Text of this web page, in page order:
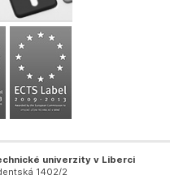
univerzity v Liberci
1402/2